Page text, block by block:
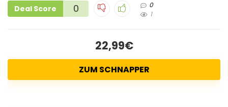
Deal Score 0
0
1
22,99€
ZUM SCHNAPPER